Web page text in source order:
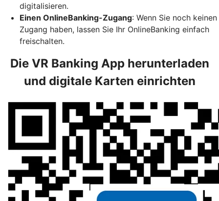
digitalisieren.
Einen OnlineBanking-Zugang: Wenn Sie noch keinen
Zugang haben, lassen Sie Ihr OnlineBanking einfach
freischalten.
Die VR Banking App herunterladen
und digitale Karten einrichten